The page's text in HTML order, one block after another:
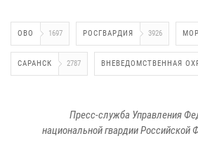
ОВО 1697 РОСГВАРДИЯ 3926
САРАНСК 2787 ВНЕВЕДОМСТВЕННАЯ
Пресс-служба Управления
национальной гвардии Российской